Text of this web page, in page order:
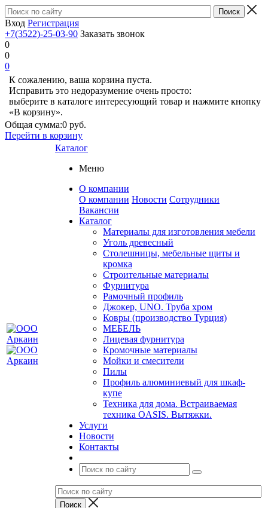
Вход Регистрация
+7(3522)-25-03-90 Заказать звонок
0
0
0
К сожалению, ваша корзина пуста.
Исправить это недоразумение очень просто:
выберите в каталоге интересующий товар и нажмите кнопку
«В корзину».
Общая сумма:0 руб.
Перейти в корзину
Каталог
Меню
О компании
О компании Новости Сотрудники
Вакансии
Каталог
Материалы для изготовления мебели
Уголь древесный
Столешницы, мебельные щиты и
кромка
Строительные материалы
Фурнитура
Рамочный профиль
Джокер, UNO. Труба хром
Ковры (производство Турция)
МЕБЕЛЬ
Лицевая фурнитура
Кромочные материалы
Мойки и смесители
Пилы
Профиль алюминиевый для шкаф-
купе
Техника для дома. Встраиваемая
техника OASIS. Вытяжки.
Услуги
Новости
Контакты